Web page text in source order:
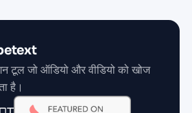
टूल जो ऑडियो और वीडियो को खोज
है।